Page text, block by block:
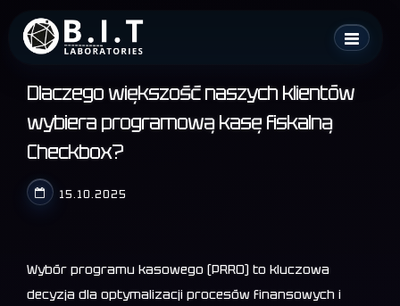
Dlaczego większość naszych klientów
wybiera programową kasę fiskalną
Checkbox?
15.10.2025
Wybór programu kasowego (PRRO) to kluczowa
decyzja dla optymalizacji procesów finansowych i